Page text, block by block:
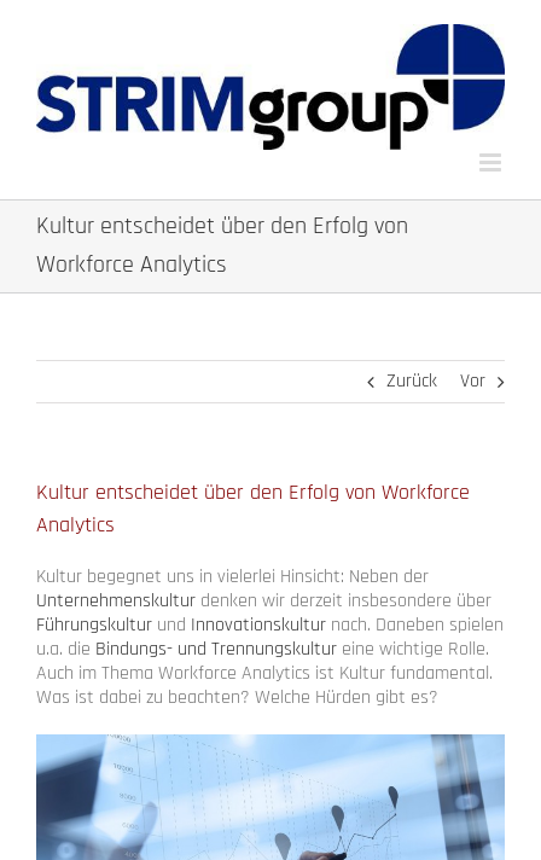
Kultur entscheidet über den Erfolg von
Workforce Analytics
Zurück Vor
Kultur entscheidet über den Erfolg von Workforce
Analytics
Kultur begegnet uns in vielerlei Hinsicht: Neben der
Unternehmenskultur denken wir derzeit insbesondere über
Führungskultur und Innovationskultur nach. Daneben spielen
u.a. die Bindungs- und Trennungskultur eine wichtige Rolle.
Auch im Thema Workforce Analytics ist Kultur fundamental.
Was ist dabei zu beachten? Welche Hürden gibt es?